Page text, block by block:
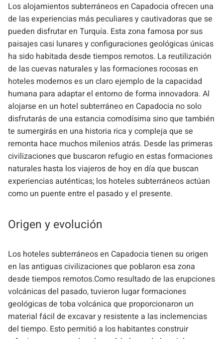
Los alojamientos subterráneos en Capadocia ofrecen una
de las experiencias más peculiares y cautivadoras que se
pueden disfrutar en Turquía. Esta zona famosa por sus
paisajes casi lunares y configuraciones geológicas únicas
ha sido habitada desde tiempos remotos. La reutilización
de las cuevas naturales y las formaciones rocosas en
hoteles modernos es un claro ejemplo de la capacidad
humana para adaptar el entorno de forma innovadora. Al
alojarse en un hotel subterráneo en Capadocia no solo
disfrutarás de una estancia comodísima sino que también
te sumergirás en una historia rica y compleja que se
remonta hace muchos milenios atrás. Desde las primeras
civilizaciones que buscaron refugio en estas formaciones
naturales hasta los viajeros de hoy en día que buscan
experiencias auténticas; los hoteles subterráneos actúan
como un puente entre el pasado y el presente.
Origen y evolución
Los hoteles subterráneos en Capadocia tienen su origen
en las antiguas civilizaciones que poblaron esa zona
desde tiempos remotos.Como resultado de las erupciones
volcánicas del pasado, tuvieron lugar formaciones
geológicas de toba volcánica que proporcionaron un
material fácil de excavar y resistente a las inclemencias
del tiempo. Esto permitió a los habitantes construir